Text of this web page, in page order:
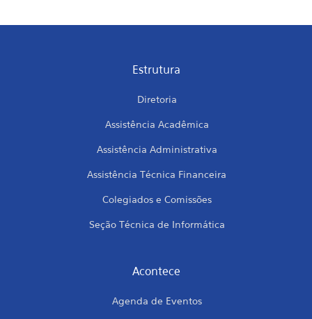
Estrutura
Diretoria
Assistência Acadêmica
Assistência Administrativa
Assistência Técnica Financeira
Colegiados e Comissões
Seção Técnica de Informática
Acontece
Agenda de Eventos